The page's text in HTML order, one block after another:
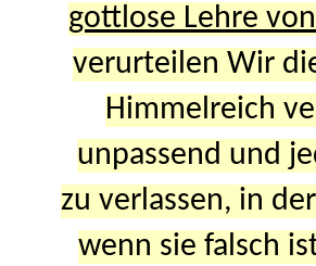
gottlose Lehre
verurteilen Wir
Himmelreich
unpassend und
zu verlassen, in
wenn sie falsch